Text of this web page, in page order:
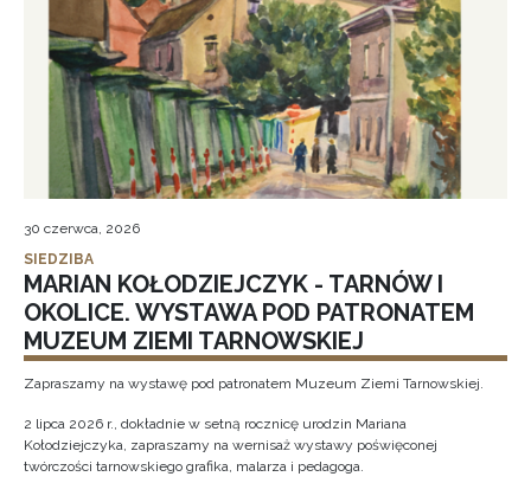
30 czerwca, 2026
SIEDZIBA
MARIAN KOŁODZIEJCZYK - TARNÓW I
OKOLICE. WYSTAWA POD PATRONATEM
MUZEUM ZIEMI TARNOWSKIEJ
Zapraszamy na wystawę pod patronatem Muzeum Ziemi Tarnowskiej.
2 lipca 2026 r., dokładnie w setną rocznicę urodzin Mariana
Kołodziejczyka, zapraszamy na wernisaż wystawy poświęconej
twórczości tarnowskiego grafika, malarza i pedagoga.